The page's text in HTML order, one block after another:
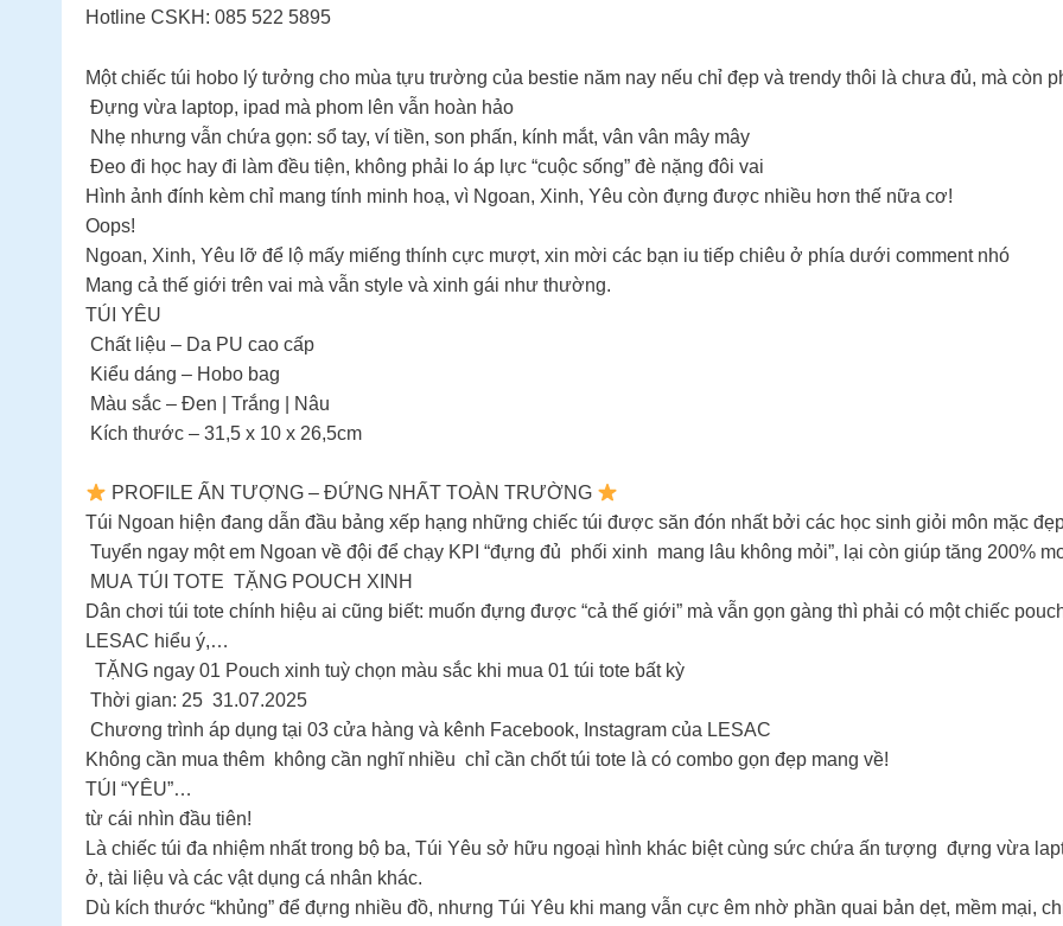
Hotline CSKH: 085 522 5895
Một chiếc túi hobo lý tưởng cho mùa tựu trường của bestie năm nay nếu chỉ đẹp và trendy thôi là chưa đủ, mà còn
Đựng vừa laptop, ipad mà phom lên vẫn hoàn hảo
Nhẹ nhưng vẫn chứa gọn: sổ tay, ví tiền, son phấn, kính mắt, vân vân mây mây
Đeo đi học hay đi làm đều tiện, không phải lo áp lực “cuộc sống” đè nặng đôi vai
Hình ảnh đính kèm chỉ mang tính minh hoạ, vì Ngoan, Xinh, Yêu còn đựng được nhiều hơn thế nữa cơ!
Oops!
Ngoan, Xinh, Yêu lỡ để lộ mấy miếng thính cực mượt, xin mời các bạn iu tiếp chiêu ở phía dưới comment nhó
Mang cả thế giới trên vai mà vẫn style và xinh gái như thường.
TÚI YÊU
Chất liệu – Da PU cao cấp
Kiểu dáng – Hobo bag
Màu sắc – Đen | Trắng | Nâu
Kích thước – 31,5 x 10 x 26,5cm
PROFILE ẤN TƯỢNG – ĐỨNG NHẤT TOÀN TRƯỜNG
Túi Ngoan hiện đang dẫn đầu bảng xếp hạng những chiếc túi được săn đón nhất bởi các học sinh giỏi môn mặc
Tuyển ngay một em Ngoan về đội để chạy KPI “đựng đủ phối xinh mang lâu không mỏi”, lại còn giúp tăng 200%
MUA TÚI TOTE TẶNG POUCH XINH
Dân chơi túi tote chính hiệu ai cũng biết: muốn đựng được “cả thế giới” mà vẫn gọn gàng thì phải có một chiếc
LESAC hiểu ý,…
TẶNG ngay 01 Pouch xinh tuỳ chọn màu sắc khi mua 01 túi tote bất kỳ
Thời gian: 25 31.07.2025
Chương trình áp dụng tại 03 cửa hàng và kênh Facebook, Instagram của LESAC
Không cần mua thêm không cần nghĩ nhiều chỉ cần chốt túi tote là có combo gọn đẹp mang về!
TÚI “YÊU”…
từ cái nhìn đầu tiên!
Là chiếc túi đa nhiệm nhất trong bộ ba, Túi Yêu sở hữu ngoại hình khác biệt cùng sức chứa ấn tượng đựng vừa
ở, tài liệu và các vật dụng cá nhân khác.
Dù kích thước “khủng” để đựng nhiều đồ, nhưng Túi Yêu khi mang vẫn cực êm nhờ phần quai bản dẹt, mềm mại,